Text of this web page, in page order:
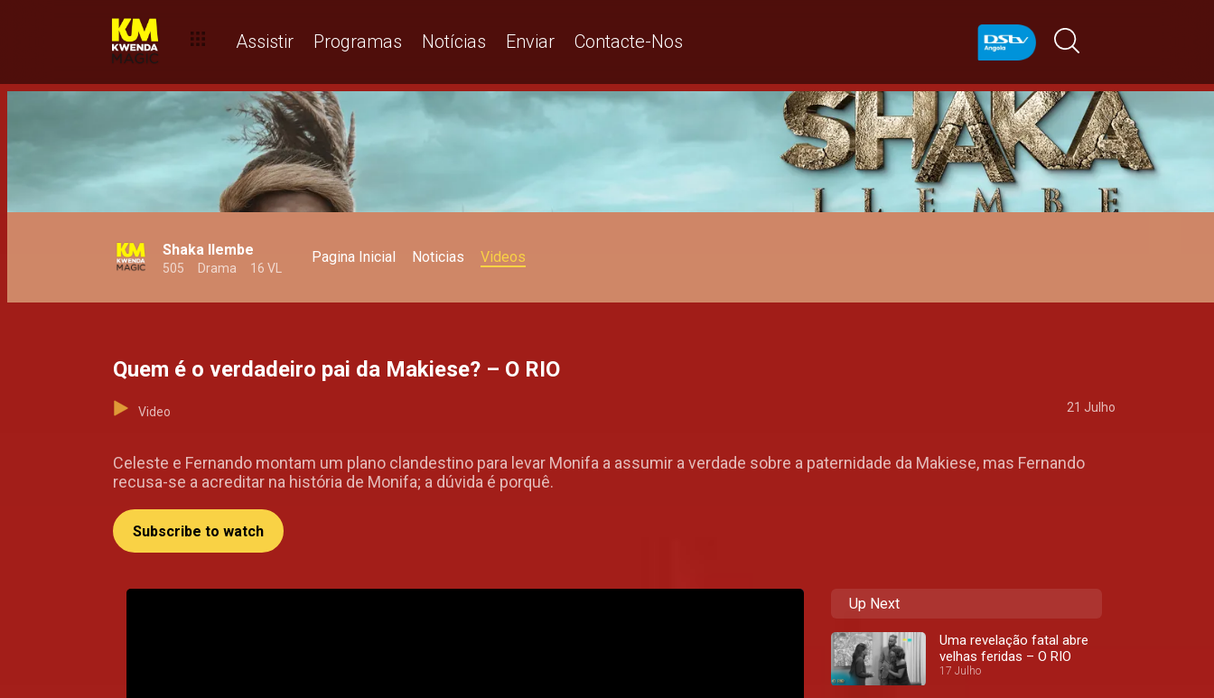
Assistir Programas Notícias Enviar Contacte-Nos
Shaka Ilembe
505 Drama 16 VL
Pagina Inicial Noticias Videos
Quem é o verdadeiro pai da Makiese? – O RIO
Video 21 Julho
Celeste e Fernando montam um plano clandestino para levar Monifa a assumir a verdade sobre a paternidade da Makiese, mas Fernando
recusa-se a acreditar na história de Monifa; a dúvida é porquê.
Subscribe to watch
Up Next
Uma revelação fatal abre
velhas feridas – O RIO
17 Julho